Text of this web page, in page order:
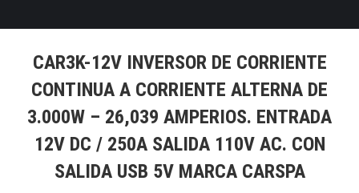
CAR3K-12V INVERSOR DE CORRIENTE
CONTINUA A CORRIENTE ALTERNA DE
3.000W – 26,039 AMPERIOS. ENTRADA
12V DC / 250A SALIDA 110V AC. CON
SALIDA USB 5V MARCA CARSPA